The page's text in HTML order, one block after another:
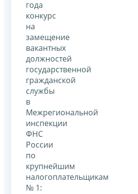
года
конкурс
на
замещение
вакантных
должностей
государственной
гражданской
службы
в
Межрегиональной
инспекции
ФНС
России
по
крупнейшим
налогоплательщикам
№ 1: